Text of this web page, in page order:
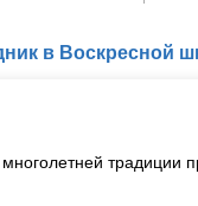
в Воскресной
традиции